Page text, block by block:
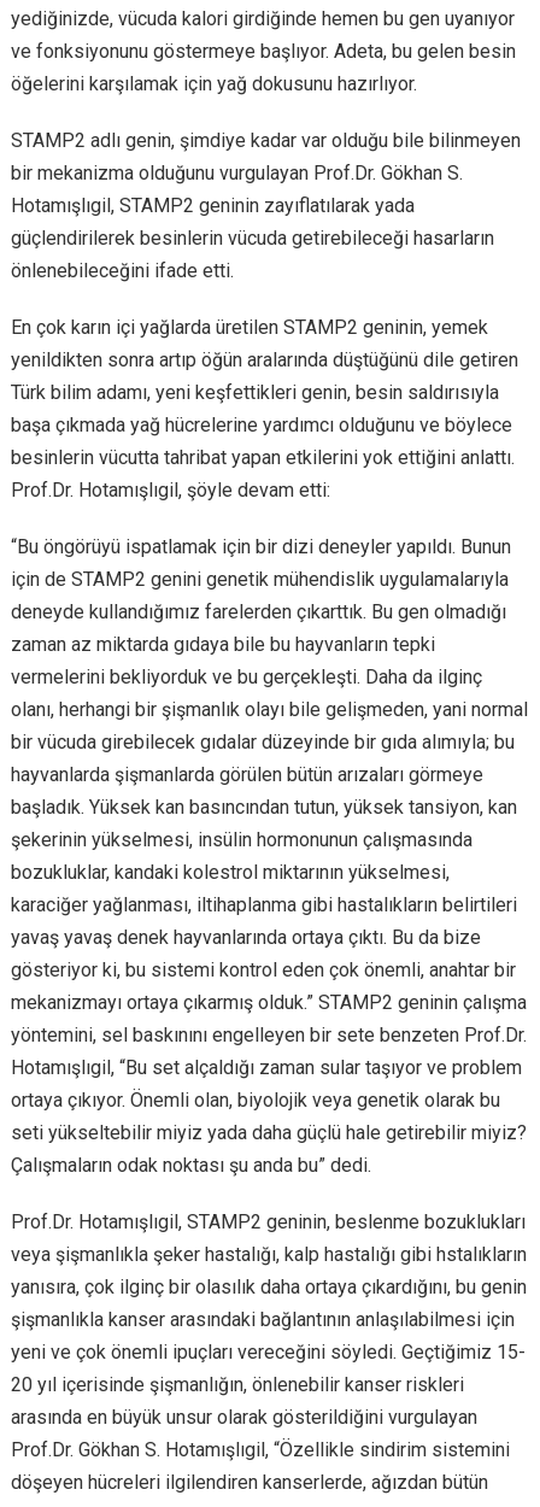
yediğinizde, vücuda kalori girdiğinde hemen bu gen uyanıyor
ve fonksiyonunu göstermeye başlıyor. Adeta, bu gelen besin
öğelerini karşılamak için yağ dokusunu hazırlıyor.
STAMP2 adlı genin, şimdiye kadar var olduğu bile bilinmeyen
bir mekanizma olduğunu vurgulayan Prof.Dr. Gökhan S.
Hotamışlıgil, STAMP2 geninin zayıflatılarak yada
güçlendirilerek besinlerin vücuda getirebileceği hasarların
önlenebileceğini ifade etti.
En çok karın içi yağlarda üretilen STAMP2 geninin, yemek
yenildikten sonra artıp öğün aralarında düştüğünü dile getiren
Türk bilim adamı, yeni keşfettikleri genin, besin saldırısıyla
başa çıkmada yağ hücrelerine yardımcı olduğunu ve böylece
besinlerin vücutta tahribat yapan etkilerini yok ettiğini anlattı.
Prof.Dr. Hotamışlıgil, şöyle devam etti:
“Bu öngörüyü ispatlamak için bir dizi deneyler yapıldı. Bunun
için de STAMP2 genini genetik mühendislik uygulamalarıyla
deneyde kullandığımız farelerden çıkarttık. Bu gen olmadığı
zaman az miktarda gıdaya bile bu hayvanların tepki
vermelerini bekliyorduk ve bu gerçekleşti. Daha da ilginç
olanı, herhangi bir şişmanlık olayı bile gelişmeden, yani normal
bir vücuda girebilecek gıdalar düzeyinde bir gıda alımıyla; bu
hayvanlarda şişmanlarda görülen bütün arızaları görmeye
başladık. Yüksek kan basıncından tutun, yüksek tansiyon, kan
şekerinin yükselmesi, insülin hormonunun çalışmasında
bozukluklar, kandaki kolestrol miktarının yükselmesi,
karaciğer yağlanması, iltihaplanma gibi hastalıkların belirtileri
yavaş yavaş denek hayvanlarında ortaya çıktı. Bu da bize
gösteriyor ki, bu sistemi kontrol eden çok önemli, anahtar bir
mekanizmayı ortaya çıkarmış olduk.” STAMP2 geninin çalışma
yöntemini, sel baskınını engelleyen bir sete benzeten Prof.Dr.
Hotamışlıgil, “Bu set alçaldığı zaman sular taşıyor ve problem
ortaya çıkıyor. Önemli olan, biyolojik veya genetik olarak bu
seti yükseltebilir miyiz yada daha güçlü hale getirebilir miyiz?
Çalışmaların odak noktası şu anda bu” dedi.
Prof.Dr. Hotamışlıgil, STAMP2 geninin, beslenme bozuklukları
veya şişmanlıkla şeker hastalığı, kalp hastalığı gibi hstalıkların
yanısıra, çok ilginç bir olasılık daha ortaya çıkardığını, bu genin
şişmanlıkla kanser arasındaki bağlantının anlaşılabilmesi için
yeni ve çok önemli ipuçları vereceğini söyledi. Geçtiğimiz 15-
20 yıl içerisinde şişmanlığın, önlenebilir kanser riskleri
arasında en büyük unsur olarak gösterildiğini vurgulayan
Prof.Dr. Gökhan S. Hotamışlıgil, “Özellikle sindirim sistemini
döşeyen hücreleri ilgilendiren kanserlerde, ağızdan bütün